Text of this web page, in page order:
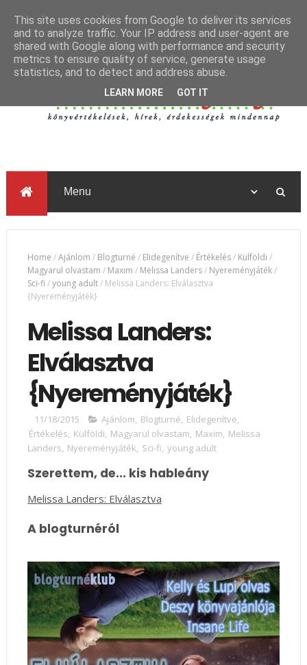
Home /Ajánlom / Blogturné / Elidegenítve / Értékelés/ Külföldi /
Magyarul olvastam / Maxim / Melissa Landers/ Nyereményjáték/
Sci-fi /young adult/ Melissa Landers: Elválasztva
{Nyereményjáték}
Melissa Landers:
Elválasztva
{Nyereményjáték}
11/18/2015 Ajánlom, Blogturné, Elidegenítve,
Értékelés, Külföldi, Magyarul olvastam, Maxim, Melissa
Landers, Nyereményjáték, Sci-fi, young adult
Szerettem, de... kis hableány
Melissa Landers: Elválasztva
A blogturnéról
This site uses cookies from Google to deliver its services
and to analyze traffic. Your IP address and user-agent are
shared with Google along with performance and security
metrics to ensure quality of service, generate usage
statistics, and to detect and address abuse.
LEARN MORE GOT IT